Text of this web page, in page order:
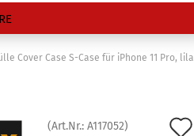
Cover Case S-Case für iPhone 11 Pro, lila
(Art.Nr.:A117052)